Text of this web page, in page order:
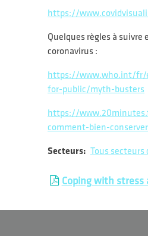
https://
Quelques règles à
coronavirus :
https://www.who.int/fr/
for-public/myth-busters
https://
comment-bien-
Secteurs Tous secteurs
Coping with stress